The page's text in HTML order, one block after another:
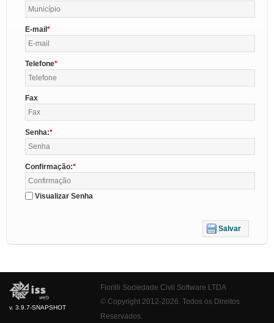
E-mail
Telefone
Fax
Senha:
Confirmação:
Visualizar Senha
Salvar
v. 3.9.7-SNAPSHOT
Fiorilli Sociedade Civil Software LTDA
© Copyright 2012-2026. Todos os Direitos
Reservados.